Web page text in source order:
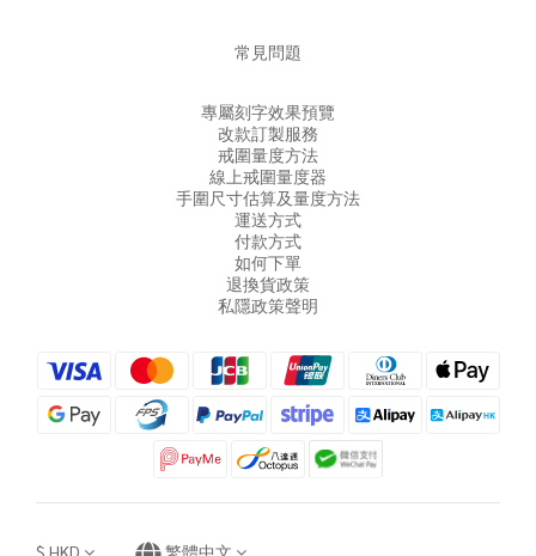
常見問題
專屬刻字效果預覽
改款訂製服務
戒圍量度方法
線上戒圍量度器
手圍尺寸估算及量度方法
運送方式
付款方式
如何下單
退換貨政策
私隱政策聲明
$ HKD 繁體中文